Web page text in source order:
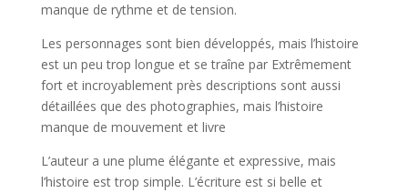
manque de rythme et de tension.
Les personnages sont bien développés, mais l’histoire
est un peu trop longue et se traîne par Extrêmement
fort et incroyablement près descriptions sont aussi
détaillées que des photographies, mais l’histoire
manque de mouvement et livre
L’auteur a une plume élégante et expressive, mais
l’histoire est trop simple. L’écriture est si belle et